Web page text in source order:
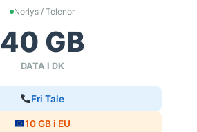
Norlys / Telenor
40 GB
DATA I DK
Fri Tale
10 GB i EU